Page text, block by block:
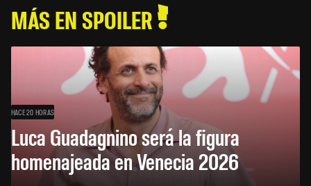
MÁS EN SPOILER
HACE 20 HORAS
Luca Guadagnino será la figura
homenajeada en Venecia 2026